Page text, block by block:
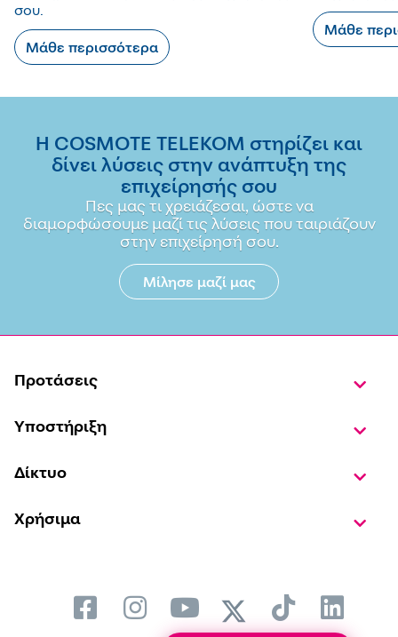
σου.
Μάθε περισσότερα
Μάθε
Η COSMOTE TELEKOM στηρίζει και
δίνει λύσεις στην ανάπτυξη της
επιχείρησής σου
Πες μας τι χρειάζεσαι, ώστε να
διαμορφώσουμε μαζί τις λύσεις που ταιριάζουν
στην επιχείρησή σου.
Μίλησε μαζί μας
Προτάσεις
Υποστήριξη
Δίκτυο
Χρήσιμα